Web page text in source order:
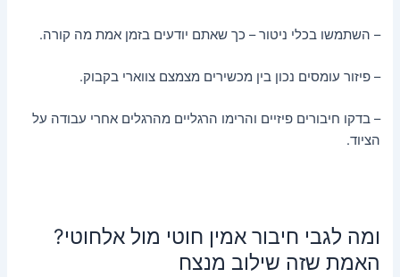
– השתמשו בכלי ניטור – כך שאתם יודעים בזמן אמת מה קורה.
– פיזור עומסים נכון בין מכשירים מצמצם צווארי בקבוק.
– בדקו חיבורים פיזיים והרימו הרגליים מהרגלים אחרי עבודה על
הציוד.
ומה לגבי חיבור אמין חוטי מול אלחוטי?
האמת שזה שילוב מנצח